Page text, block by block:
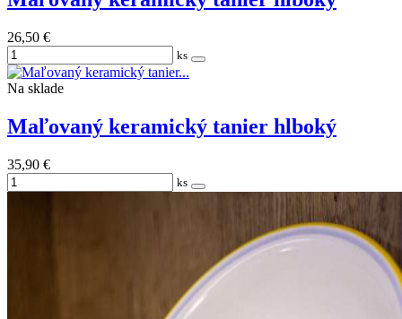
26,50 €
ks
Na sklade
Maľovaný keramický tanier hlboký
35,90 €
ks